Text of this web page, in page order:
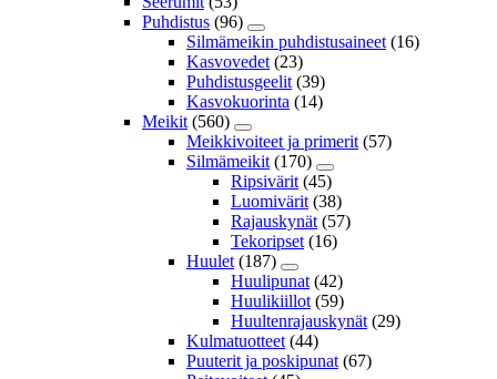
Puhdistus (96)
Silmämeikin puhdistusaineet (16)
Kasvovedet (23)
Puhdistusgeelit (39)
Kasvokuorinta (14)
Meikit (560)
Meikkivoiteet ja primerit (57)
Silmämeikit (170)
Ripsivärit (45)
Luomivärit (38)
Rajauskynät (57)
Tekoripset (16)
Huulet (187)
Huulipunat (42)
Huulikiillot (59)
Huultenrajauskynät (29)
Kulmatuotteet (44)
Puuterit ja poskipunat (67)